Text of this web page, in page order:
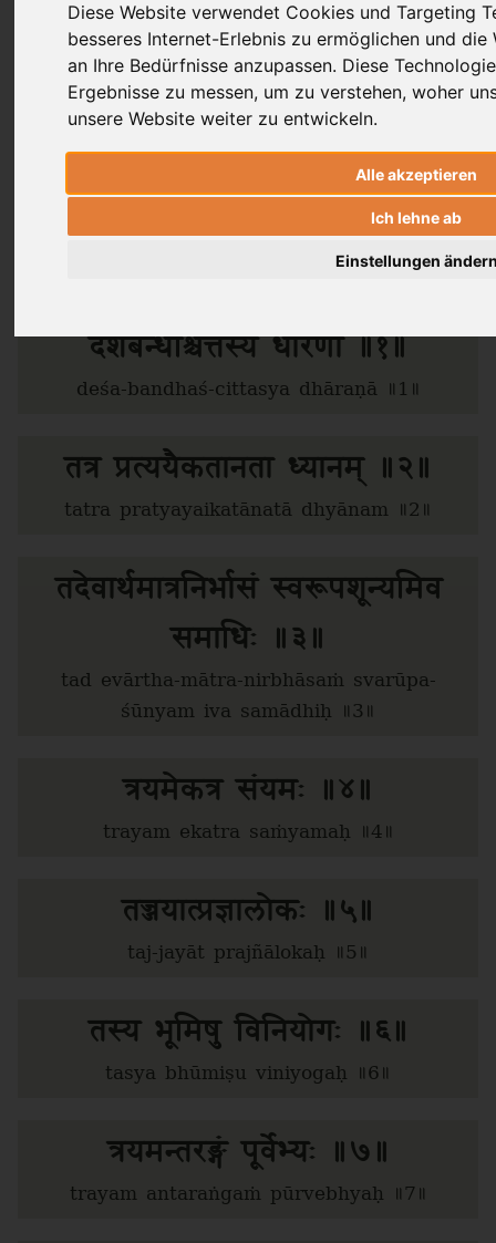
Diese Website verwendet Cookies und Targeting
besseres Internet-Erlebnis zu ermöglichen und die
an Ihre Bedürfnisse anzupassen. Diese
Ergebnisse zu messen, um zu verstehen, woher
unsere Website weiter zu entwickeln.
Alle akzeptieren
Ich lehne ab
Einstellungen
Laura von Ostrowski
Es ist eine meditative Praxis, das
Sūtra zu chanten. Nutzte die Lautschrift,
um die genaue Aussprache zu verstehen
und chante in Call & Response mit
Ronald das ganze 3. Kapitel.
देशबन्धश्चित्तस्य धारणा ॥१॥
deśa-bandhaś-cittasya dhāraṇā ॥1॥
तत्र प्रत्ययैकतानता ध्यानम् ॥२॥
tatra pratyayaikatānatā dhyānam ॥2॥
तदेवार्थमात्रनिर्भासं स्वरूपशून्यमिव
समाधिः ॥३॥
tad evārtha-mātra-nirbhāsaṁ svarūpa-
śūnyam iva samādhiḥ ॥3॥
त्रयमेकत्र संयमः ॥४॥
trayam ekatra saṁyamaḥ ॥4॥
तज्जयात्प्रज्ञालोकः ॥५॥
taj-jayāt prajñālokaḥ ॥5॥
तस्य भूमिषु विनियोगः ॥६॥
tasya bhūmiṣu viniyogaḥ ॥6॥
त्रयमन्तरङ्गं पूर्वेभ्यः ॥७॥
trayam antaraṅgaṁ pūrvebhyaḥ ॥7॥